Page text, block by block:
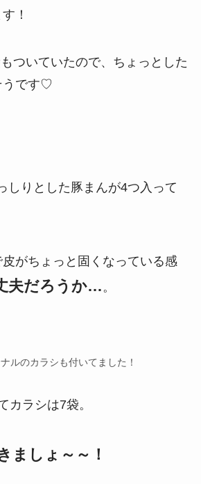
！
ついていたので、ちょっとした
うです♡
しりとした豚まんが4つ入って
がちょっと固くなっている感
夫だろうか…。
ルのカラシも付いてました！
カラシは7袋。
ましょ～～！